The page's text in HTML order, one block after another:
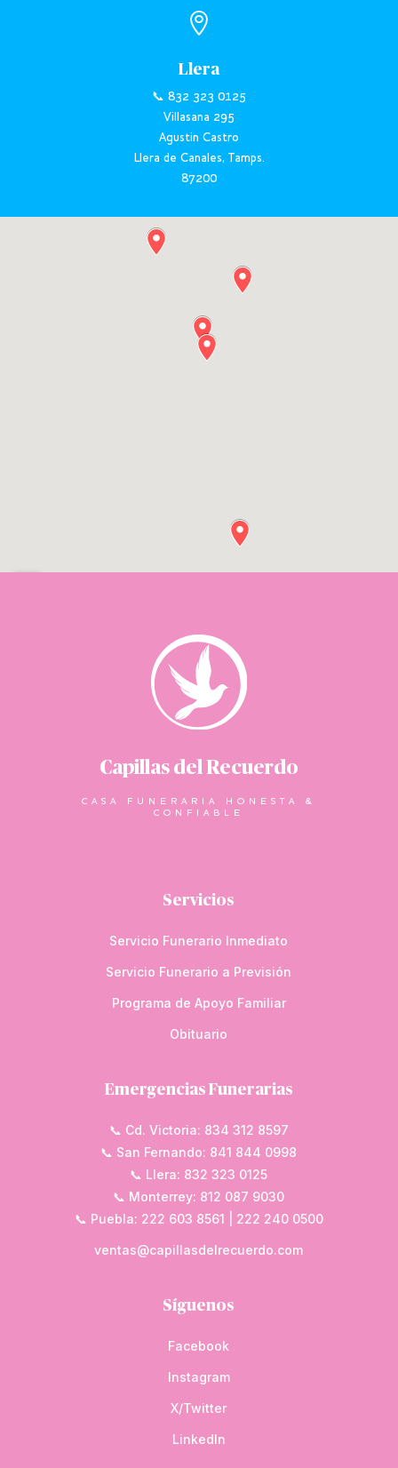

Llera
📞 832 323 0125
Villasana 295
Agustin Castro
Llera de Canales, Tamps.
87200
Capillas del Recuerdo
CASA FUNERARIA HONESTA &
CONFIABLE
Servicios
Servicio Funerario Inmediato
Servicio Funerario a Previsión
Programa de Apoyo Familiar
Obituario
Emergencias Funerarias
📞 Cd. Victoria: 834 312 8597
📞 San Fernando: 841 844 0998
📞 Llera: 832 323 0125
📞 Monterrey: 812 087 9030
📞 Puebla: 222 603 8561 | 222 240 0500
ventas@capillasdelrecuerdo.com
Síguenos
Facebook
Instagram
X/Twitter
LinkedIn